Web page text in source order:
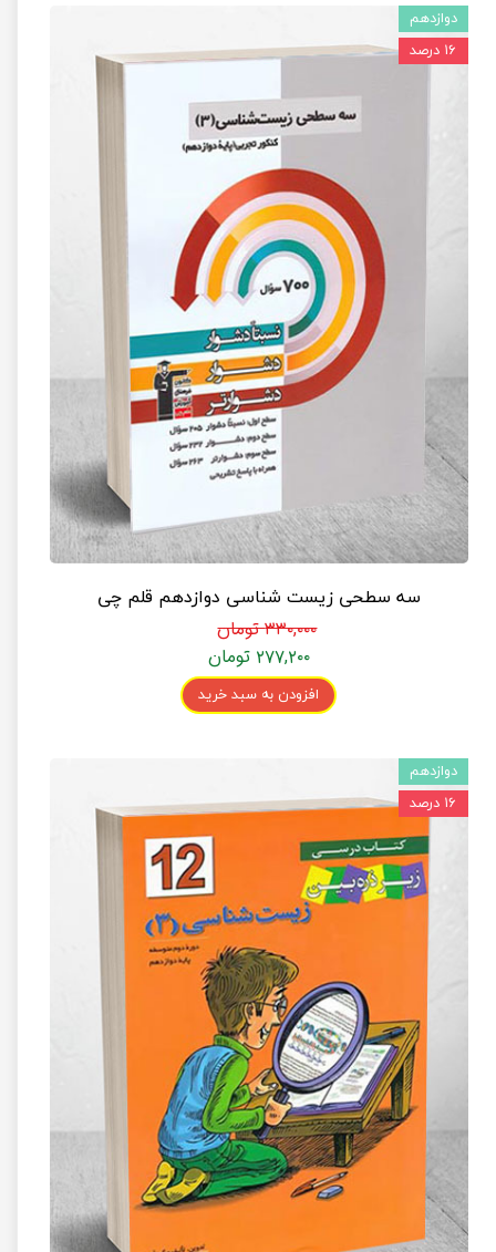
سه سطحی زیست شناسی دوازدهم قلم چی
۳۳۰,۰۰۰ تومان
۲۷۷,۲۰۰ تومان
افزودن به سبد خرید
دوازدهم
۱۶ درصد
دوازدهم
۱۶ درصد